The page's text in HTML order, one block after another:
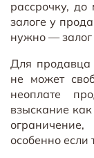
рассрочку,
залоге у
нужно — залог
Для продавца
не может
неоплате
взыскание
особенно если